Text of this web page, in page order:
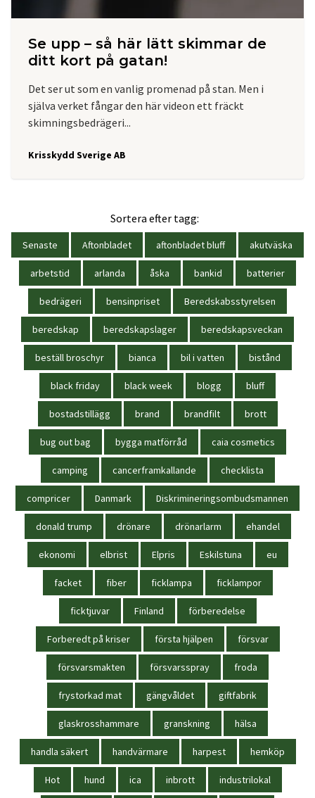
Se upp – så här lätt skimmar de
ditt kort på gatan!
Det ser ut som en vanlig promenad på stan. Men i
själva verket fångar den här videon ett fräckt
skimningsbedrägeri...
Krisskydd Sverige AB
Sortera efter tagg:
Senaste Aftonbladet aftonbladet bluff akutväska
arbetstid arlanda åska bankid batterier
bedrägeri bensinpriset Beredskabsstyrelsen
beredskap beredskapslager beredskapsveckan
beställ broschyr bianca bil i vatten bistånd
black friday black week blogg bluff
bostadstillägg brand brandfilt brott
bug out bag bygga matförråd caia cosmetics
camping cancerframkallande checklista
compricer Danmark Diskrimineringsombudsmannen
donald trump drönare drönarlarm ehandel
ekonomi elbrist Elpris Eskilstuna eu
facket fiber ficklampa ficklampor
ficktjuvar Finland förberedelse
Forberedt på kriser första hjälpen försvar
försvarsmakten försvarsspray froda
frystorkad mat gängvåldet giftfabrik
glaskrosshammare granskning hälsa
handla säkert handvärmare harpest hemköp
Hot hund ica inbrott industrilokal